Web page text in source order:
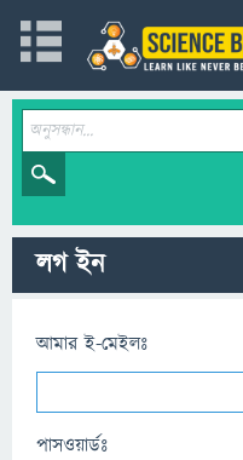
লগ ইন
আমার ই-মেইলঃ
পাসওয়ার্ডঃ